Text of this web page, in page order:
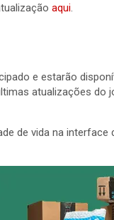
aqui
e estarão
atualizações do
de vida na